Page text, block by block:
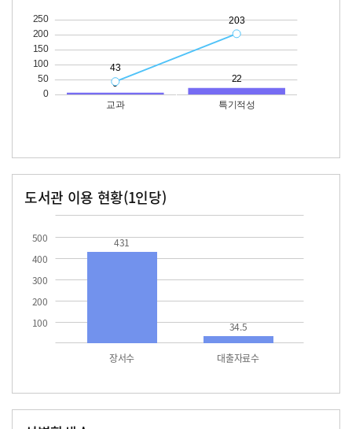
도서관 이용 현황(1인당)
100
200
300
400
500
장서수 대출자료수
431
34.5